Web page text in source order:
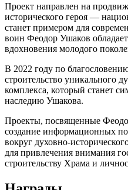
Проект направлен на
исторического героя —
станет примером для
воин Феодор Ушаков
вдохновения молодого
В 2022 году по
строительство уникального
комплекса, который станет
наследию Ушакова.
Проекты, посвященные
создание информационных
вокруг духовно-
для привлечения внимания
строительству Храма и